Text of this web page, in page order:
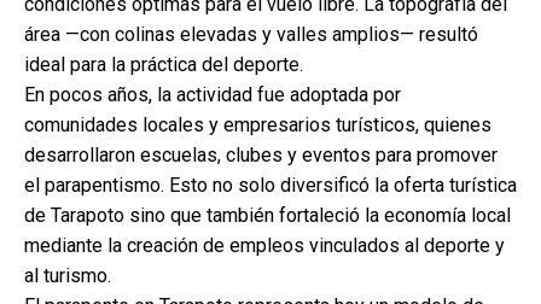
área —con colinas elevadas y valles amplios— resultó
ideal para la práctica del deporte.
En pocos años, la actividad fue adoptada por
comunidades locales y empresarios turísticos, quienes
desarrollaron escuelas, clubes y eventos para promover
el parapentismo. Esto no solo diversificó la oferta turística
de Tarapoto sino que también fortaleció la economía local
mediante la creación de empleos vinculados al deporte y
al turismo.